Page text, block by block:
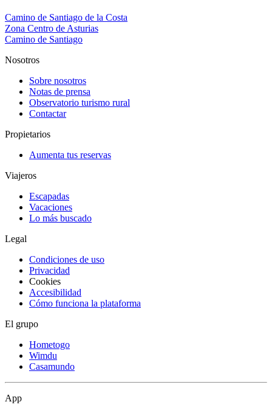
Camino de Santiago de la Costa
Zona Centro de Asturias
Camino de Santiago
Nosotros
Sobre nosotros
Notas de prensa
Observatorio turismo rural
Contactar
Propietarios
Aumenta tus reservas
Viajeros
Escapadas
Vacaciones
Lo más buscado
Legal
Condiciones de uso
Privacidad
Cookies
Accesibilidad
Cómo funciona la plataforma
El grupo
Hometogo
Wimdu
Casamundo
App